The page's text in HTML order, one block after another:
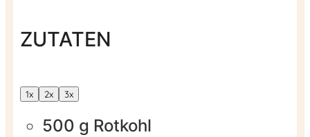
ZUTATEN
1x 2x 3x
500 g Rotkohl